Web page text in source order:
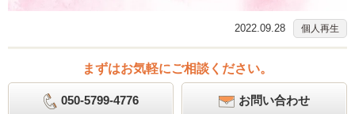
2022.09.28 個人再生
まずはお気軽にご相談ください。
050-5799-4776 お問い合わせ